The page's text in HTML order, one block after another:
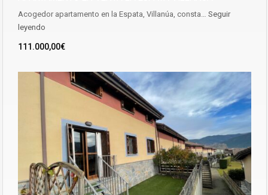
Acogedor apartamento en la Espata, Villanúa, consta… Seguir
leyendo
111.000,00€